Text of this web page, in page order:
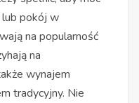
pokój w
na popularność
na
wynajem
tradycyjny. Nie